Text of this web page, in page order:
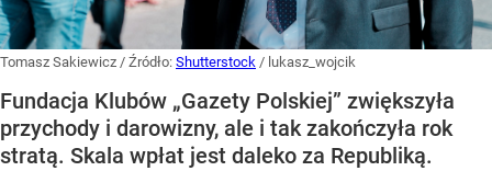
Tomasz Sakiewicz / Źródło: Shutterstock / lukasz_wojcik
Fundacja Klubów „Gazety Polskiej” zwiększyła
przychody i darowizny, ale i tak zakończyła rok
stratą. Skala wpłat jest daleko za Republiką.